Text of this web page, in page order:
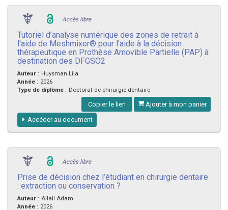
Accès libre
Tutoriel d’analyse numérique des zones de retrait à
l'aide de Meshmixer® pour l’aide à la décision
thérapeutique en Prothèse Amovible Partielle (PAP) à
destination des DFGSO2
Auteur : Huysman Lila
Année : 2026
Type de diplôme : Doctorat de chirurgie dentaire
Copier le lien Ajouter à mon panier
Accéder au document
Accès libre
Prise de décision chez l’étudiant en chirurgie dentaire
: extraction ou conservation ?
Auteur : Allali Adam
Année : 2026